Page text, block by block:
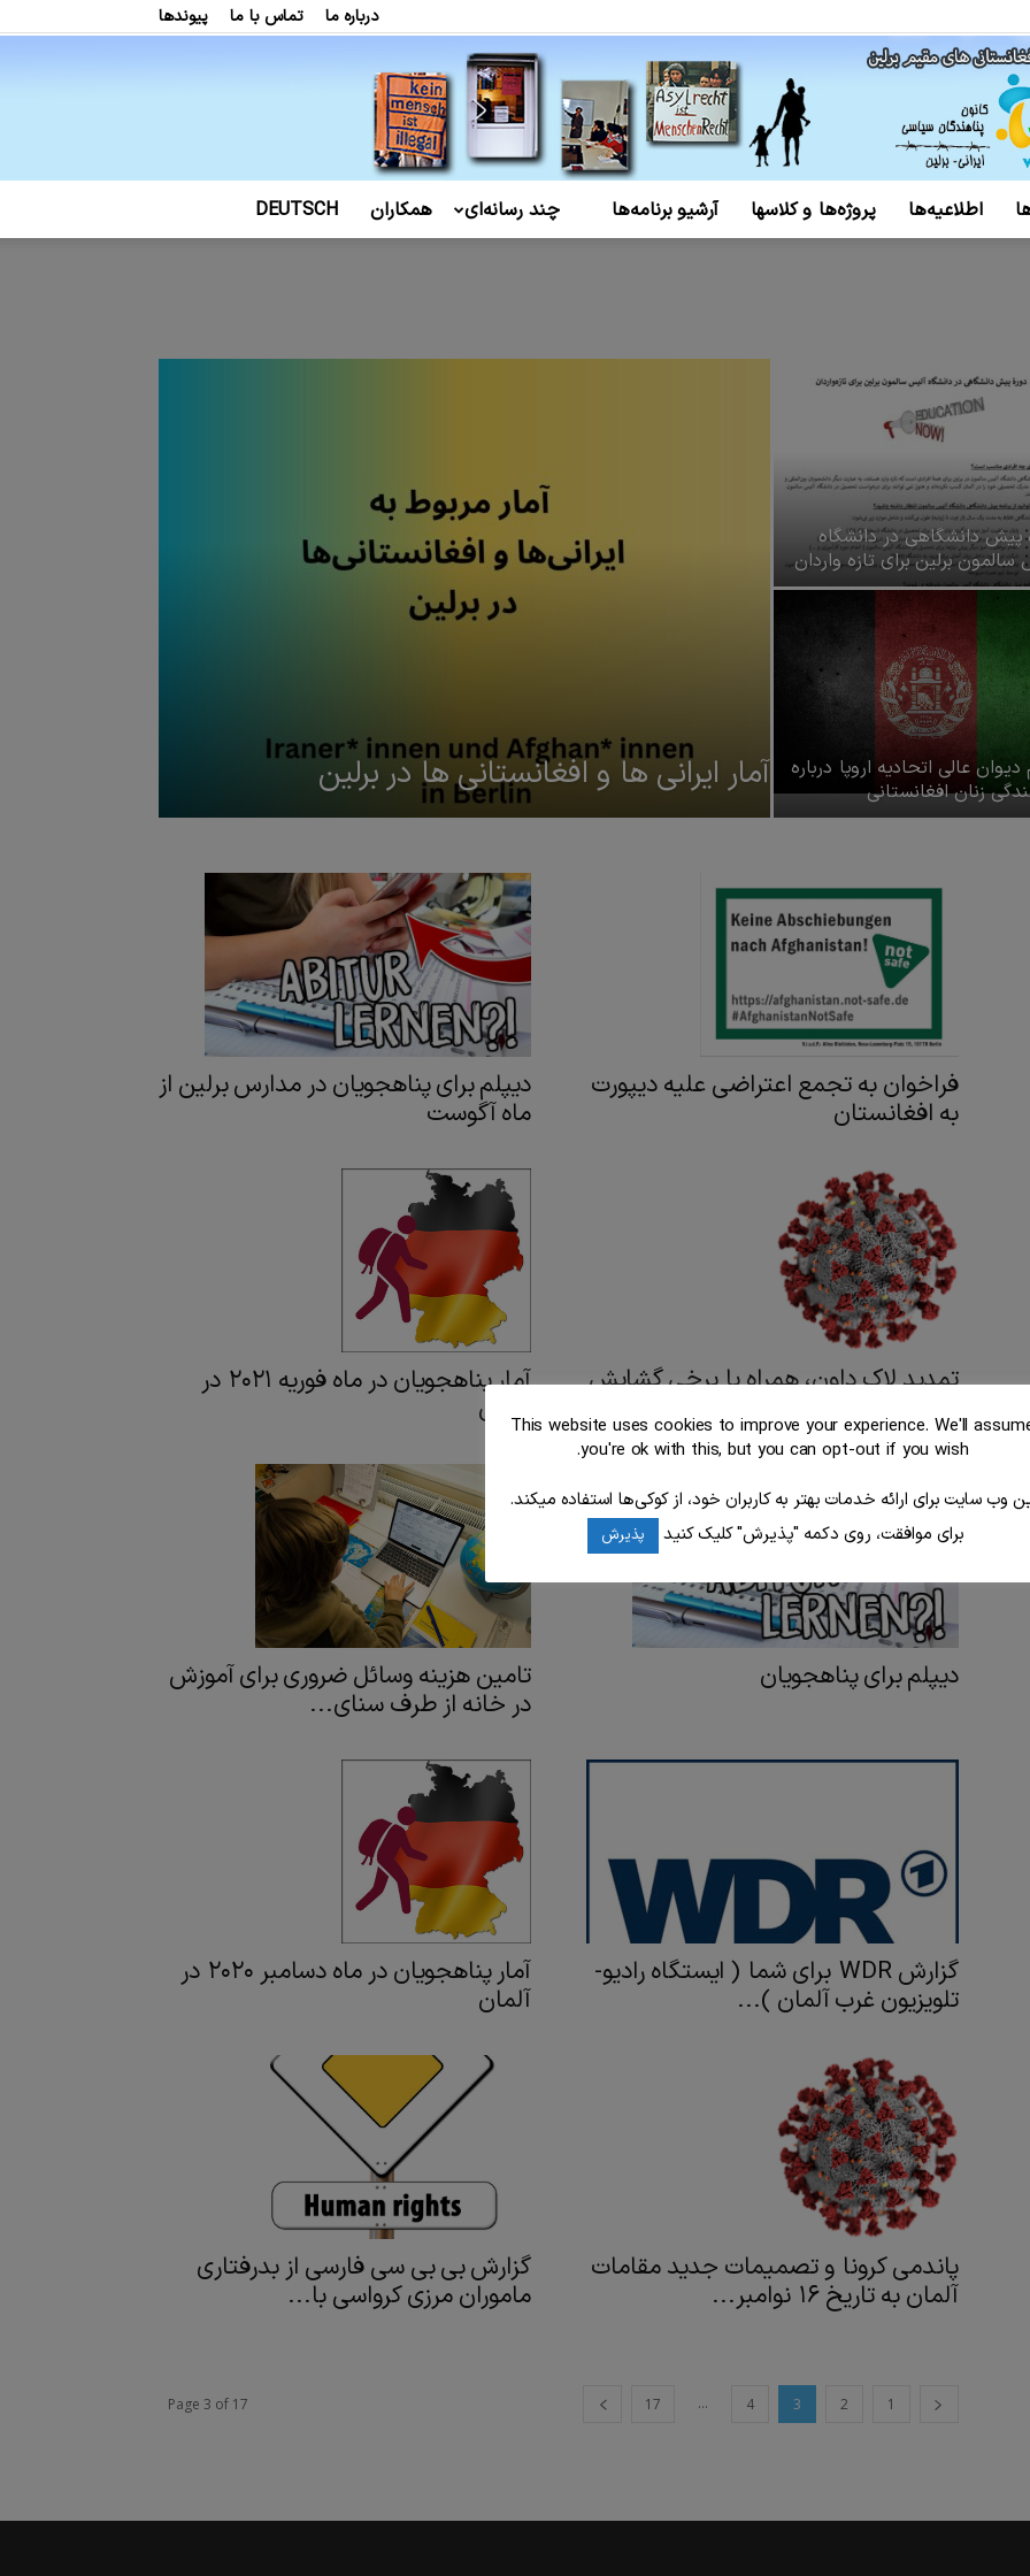
درباره ما تماس با ما پیوندها
برلین
DEUTSCH همکاران چند رسانه‌ای آرشیو برنامه‌ها پروژه‌ها و کلاسها اطلاعیه‌ها
آمار ایرانی ها و افغانستانی ها در برلین
پیش دانشگاهی در دانشگاه
سالمون برلین برای تازه واردان
عالی اتحاديه اروپا درباره
زنان افغانستانی
دیپلم برای پناهجویان در مدارس برلین از
ماه آگوست
فراخوان به تجمع اعتراضی علیه دیپورت
به افغانستان
آمار پناهجویان در ماه فوریه ۲۰۲۱ در
آلمان
تمدید لاک داون، همراه با برخی گشایش
ها، تا ۲۸ مارس...
تامین هزینه وسائل ضروری برای آموزش
در خانه از طرف سنای...
دیپلم برای پناهجویان
آمار پناهجویان در ماه دسامبر ۲۰۲۰ در
آلمان
گزارش WDR برای شما ( ایستگاه رادیو-
تلویزیون غرب آلمان )...
گزارش بی بی سی فارسی از بدرفتاری
ماموران مرزی کرواسی با...
پاندمی کرونا و تصمیمات جدید مقامات
آلمان به تاریخ ۱۶ نوامبر...
1
2
3
4
...
17
Page 3 of 17
This website uses cookies to improve your experience. We'll
you're ok with this, but you can opt-out if you wish.
وب سایت برای ارائه خدمات بهتر به کاربران خود، از کوکی‌ها استفاده میکند.
برای موافقت، روی دکمه "پذیرش" کلیک کنید
پذیرش